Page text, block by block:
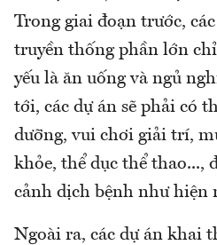
Trong giai đoạn trước,
truyền thống phần lớn
yếu là ăn uống và ngủ
tới, các dự án sẽ phải có
dưỡng, vui chơi giải trí,
khỏe, thể dục thể thao...,
cảnh dịch bệnh như hiện
Ngoài ra, các dự án khai